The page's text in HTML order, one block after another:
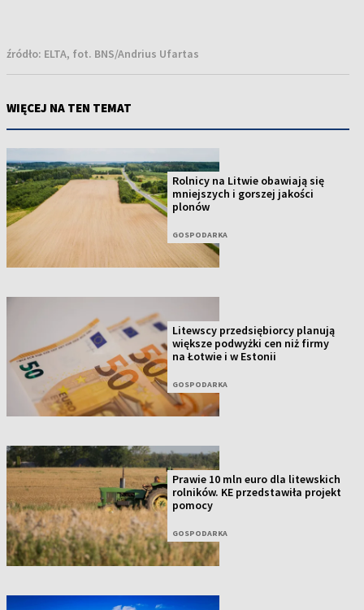
źródło: ELTA, fot. BNS/Andrius Ufartas
WIĘCEJ NA TEN TEMAT
Rolnicy na Litwie obawiają się
mniejszych i gorszej jakości
plonów
GOSPODARKA
Litewscy przedsiębiorcy planują
większe podwyżki cen niż firmy
na Łotwie i w Estonii
GOSPODARKA
Prawie 10 mln euro dla litewskich
rolników. KE przedstawiła projekt
pomocy
GOSPODARKA